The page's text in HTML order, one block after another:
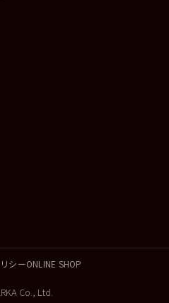
シーONLINE SHOP
Co., Ltd.